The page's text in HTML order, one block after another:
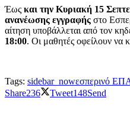
Έως και την Κυριακή 15
ανανέωσης εγγραφής στο
αίτηση υποβάλλεται από τον
18:00. Οι μαθητές οφείλουν να
Tags: sidebar_nowεσπερινό
Share236 Tweet148Send